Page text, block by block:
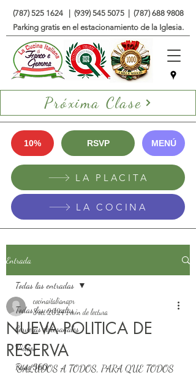
(787) 525 1624| (939) 545 5075| (787) 688 9808
Parking gratis en el estacionamiento de la Iglesia.
Próxima Clase
10% RSVP MENÚ
LA PLACITA
LA COCINA
Entrada
Todas las entradas
Cervezas Artesanales
Videos
Fotos 360
Todas las entradas
NUEVA POLITICA DE
RESERVA
cocinaitalianapr
8 oct 2024 1 min de lectura
SALUDOS A TODOS, PARA QUE TODOS